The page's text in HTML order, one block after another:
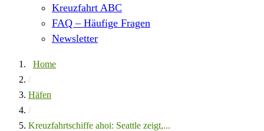
Kreuzfahrt ABC
FAQ – Häufige Fragen
Newsletter
Home
/
Häfen
/
Kreuzfahrtschiffe ahoi: Seattle zeigt,...